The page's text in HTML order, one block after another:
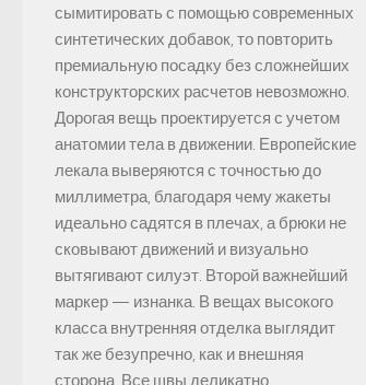
сымитировать с помощью современных
синтетических добавок, то повторить
премиальную посадку без сложнейших
конструкторских расчетов невозможно.
Дорогая вещь проектируется с учетом
анатомии тела в движении. Европейские
лекала выверяются с точностью до
миллиметра, благодаря чему жакеты
идеально садятся в плечах, а брюки не
сковывают движений и визуально
вытягивают силуэт. Второй важнейший
маркер — изнанка. В вещах высокого
класса внутренняя отделка выглядит
так же безупречно, как и внешняя
сторона. Все швы деликатно